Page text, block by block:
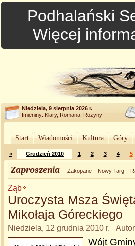
Podhalański
Więcej
Niedziela, 9 sierpnia 2026 r.
Imieniny: Klary, Romana, Rozyny
Start Wiadomości Kultura Góry
« Grudzień 2010 1 2 3 4 5
Zaproszenia Zakopane Nowy Targ
Ząb
Uroczysta Msza
Mikołaja Góreckiego
Niedziela, 12 grudnia 2010 r.
Wójt